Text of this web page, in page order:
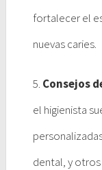
fortalecer el
nuevas caries.
5. Consejos
el higienista
dental, y